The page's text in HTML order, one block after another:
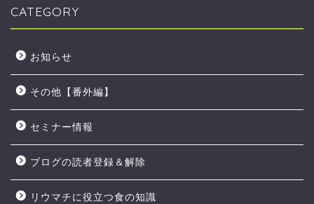
CATEGORY
お知らせ
その他【番外編】
セミナー情報
ブログの読者登録＆解除
リウマチに役立つ食の知識